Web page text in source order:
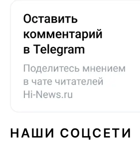
НАШИ СОЦСЕТИ